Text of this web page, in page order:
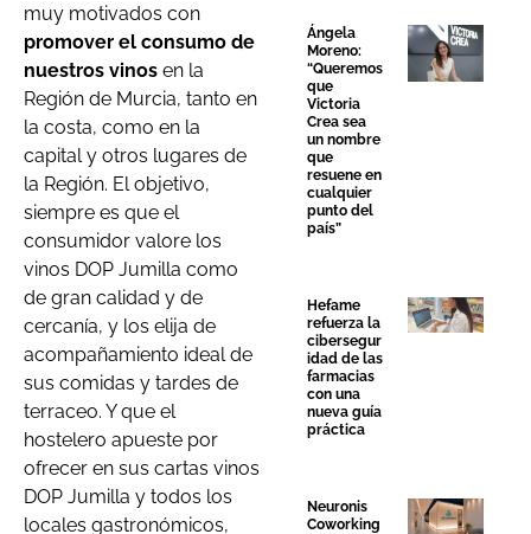
muy motivados con
promover el consumo de
nuestros vinos en la
Región de Murcia, tanto en
la costa, como en la
capital y otros lugares de
la Región. El objetivo,
siempre es que el
consumidor valore los
vinos DOP Jumilla como
de gran calidad y de
cercanía, y los elija de
acompañamiento ideal de
sus comidas y tardes de
terraceo. Y que el
hostelero apueste por
ofrecer en sus cartas vinos
DOP Jumilla y todos los
locales gastronómicos,
Ángela
Moreno:
“Queremos
que
Victoria
Crea sea
un nombre
que
resuene en
cualquier
punto del
país”
Hefame
refuerza la
cibersegur
idad de las
farmacias
con una
nueva guía
práctica
Neuronis
Coworking